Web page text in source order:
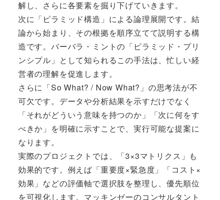
解し、さらに各要素を掘り下げていきます。
次に「ピラミッド構造」による論理展開です。結
論から始まり、その根拠を順序立てて説明する構
造です。バーバラ・ミントの「ピラミッド・プリ
ンシプル」として知られるこの手法は、忙しい経
営者の理解を促進します。
さらに「So What? / Now What?」の思考法が不
可欠です。データや分析結果を示すだけでなく
「それがどういう意味を持つのか」「次に何をす
べきか」を明確に示すことで、実行可能な提案に
なります。
実際のプロジェクトでは、「3×3マトリクス」も
効果的です。例えば「重要度×緊急度」「コスト×
効果」などの評価軸で選択肢を整理し、優先順位
を可視化します。マッキンゼーのコンサルタント